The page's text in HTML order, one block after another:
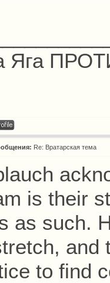
Яга
Re: Вратарская тема
is their
as such.
and
to find